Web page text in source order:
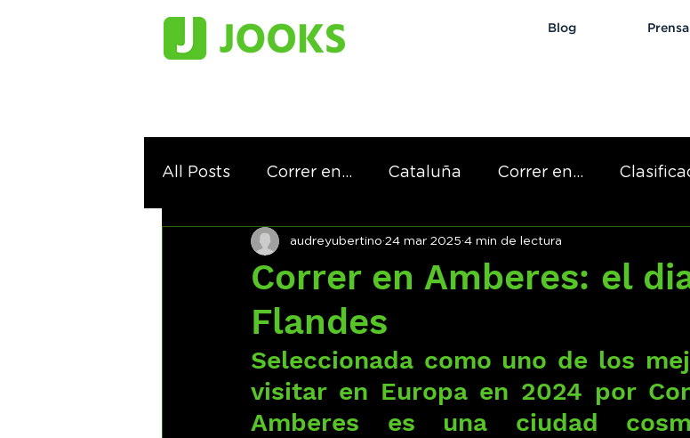
Blog Prensa
All Posts Correr en... Cataluña Correr en...
Correr siguiendo los pasos de...
Correr en Amberes: el
Flandes
audreyubertino 24 mar 2025 4 min de lectura
Seleccionada como uno de los
visitar en Europa en 2024 por
Amberes es una ciudad